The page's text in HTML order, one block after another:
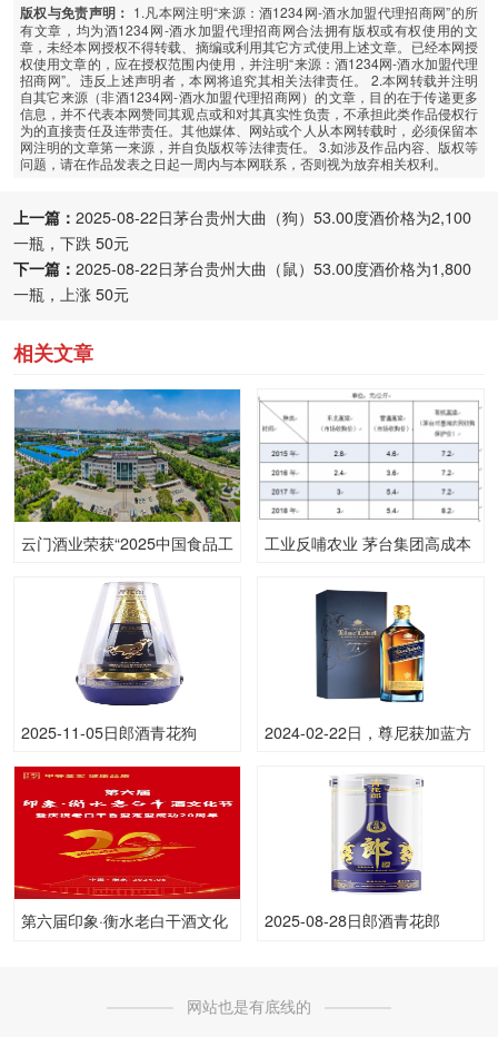
版权与免责声明： 1.凡本网注明“来源：酒1234网-酒水加盟代理招商网”的所
有文章，均为酒1234网-酒水加盟代理招商网合法拥有版权或有权使用的文
章，未经本网授权不得转载、摘编或利用其它方式使用上述文章。已经本网授
权使用文章的，应在授权范围内使用，并注明“来源：酒1234网-酒水加盟代理
招商网”。违反上述声明者，本网将追究其相关法律责任。 2.本网转载并注明
自其它来源（非酒1234网-酒水加盟代理招商网）的文章，目的在于传递更多
信息，并不代表本网赞同其观点或和对其真实性负责，不承担此类作品侵权行
为的直接责任及连带责任。其他媒体、网站或个人从本网转载时，必须保留本
网注明的文章第一来源，并自负版权等法律责任。 3.如涉及作品内容、版权等
问题，请在作品发表之日起一周内与本网联系，否则视为放弃相关权利。
上一篇： 2025-08-22日茅台贵州大曲（狗）53.00度酒价格为2,100
一瓶，下跌 50元
下一篇： 2025-08-22日茅台贵州大曲（鼠）53.00度酒价格为1,800
一瓶，上涨 50元
相关文章
云门酒业荣获“2025中国食品工
工业反哺农业 茅台集团高成本
2025-11-05日郎酒青花狗
2024-02-22日，尊尼获加蓝方
是多少呢？
第六届印象·衡水老白干酒文化
2025-08-28日郎酒青花郎
网站也是有底线的